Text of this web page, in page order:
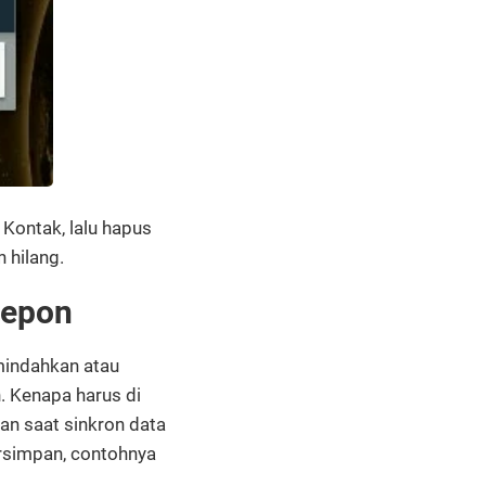
lalu hapus
hilang.
atau
Kenapa harus di
saat sinkron data
contohnya